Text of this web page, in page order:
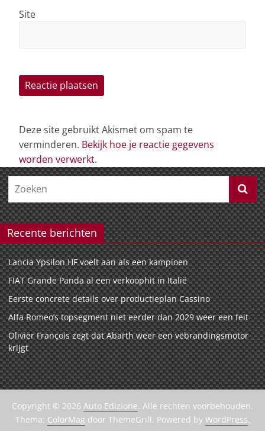
Site
Deze site gebruikt Akismet om spam te
verminderen. Bekijk hoe je reactie gegevens
worden verwerkt.
Recente berichten
Lancia Ypsilon HF voelt aan als een kampioen
FIAT Grande Panda al een verkoophit in Italië
Eerste concrete details over productieplan Cassino
Alfa Romeo’s topsegment niet eerder dan 2029 weer een feit
Olivier François zegt dat Abarth weer een vebrandingsmotor
krijgt
Copyright © 2026 Auto Edizione. Alle rechten voorbehouden.
Thema: ColorMag door ThemeGrill. Powered by WordPress.